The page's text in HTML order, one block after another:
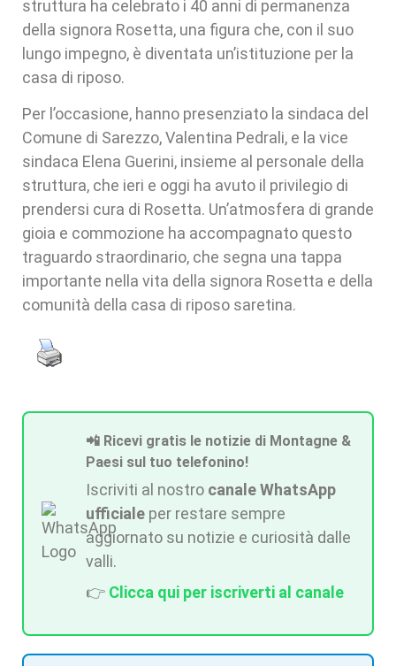
struttura ha celebrato i 40 anni di permanenza
della signora Rosetta, una figura che, con il suo
lungo impegno, è diventata un’istituzione per la
casa di riposo.
Per l’occasione, hanno presenziato la sindaca del
Comune di Sarezzo, Valentina Pedrali, e la vice
sindaca Elena Guerini, insieme al personale della
struttura, che ieri e oggi ha avuto il privilegio di
prendersi cura di Rosetta. Un’atmosfera di grande
gioia e commozione ha accompagnato questo
traguardo straordinario, che segna una tappa
importante nella vita della signora Rosetta e della
comunità della casa di riposo saretina.
📲 Ricevi gratis le notizie di Montagne &
Paesi sul tuo telefonino!
Iscriviti al nostro canale WhatsApp
ufficiale per restare sempre
aggiornato su notizie e curiosità dalle
valli.
👉 Clicca qui per iscriverti al canale